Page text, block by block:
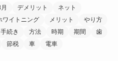
デメリット
ネット
ワイトニング メリット
やり方
手続き 方法 時期 期間
歯
節税 車 電車